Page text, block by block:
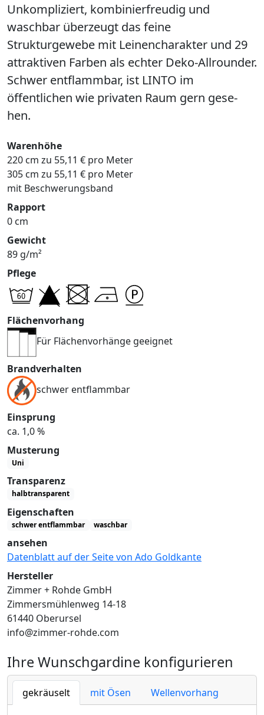
Unkompliziert, kombinierfreudig und
waschbar überzeugt das feine
Strukturgewebe mit Leinencharakter und 29
attraktiven Farben als echter Deko-Allrounder.
Schwer entflammbar, ist LINTO im
öffentlichen wie privaten Raum gern gese-
hen.
Warenhöhe
220 cm zu 55,11 € pro Meter
305 cm zu 55,11 € pro Meter
mit Beschwerungsband
Rapport
0 cm
Gewicht
89 g/m²
Pflege
Flächenvorhang
Für Flächenvorhänge geeignet
Brandverhalten
schwer entflammbar
Einsprung
ca. 1,0 %
Musterung
Uni
Transparenz
halbtransparent
Eigenschaften
schwer entflammbar waschbar
ansehen
Datenblatt auf der Seite von Ado Goldkante
Hersteller
Zimmer + Rohde GmbH
Zimmersmühlenweg 14-18
61440 Oberursel
info@zimmer-rohde.com
Ihre Wunschgardine konfigurieren
gekräuselt mit Ösen Wellenvorhang